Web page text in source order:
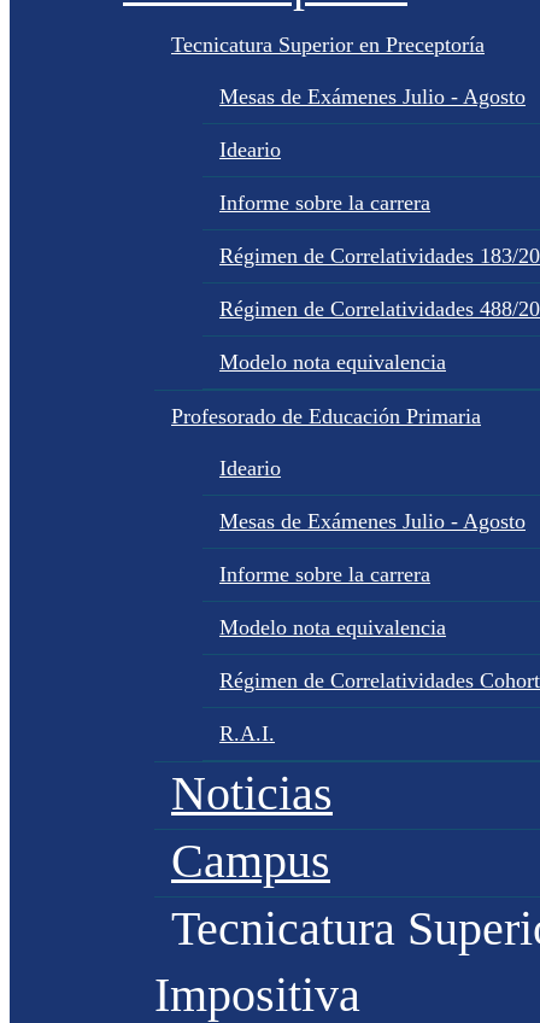
Tecnicatura Superior en Preceptoría
Mesas de Exámenes Julio - Agosto
Ideario
Informe sobre la carrera
Régimen de Correlatividades 183/
Régimen de Correlatividades 488/
Modelo nota equivalencia
Profesorado de Educación Primaria
Ideario
Mesas de Exámenes Julio - Agosto
Informe sobre la carrera
Modelo nota equivalencia
Régimen de Correlatividades
R.A.I.
Noticias
Campus
Tecnicatura
Impositiva